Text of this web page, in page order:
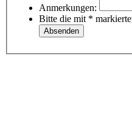
Anmerkungen:
Bitte die mit *